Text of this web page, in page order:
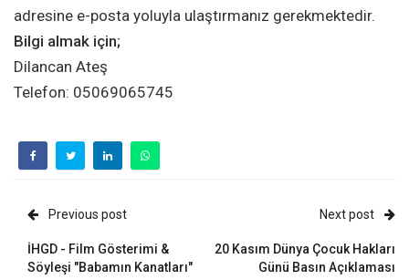
adresine e-posta yoluyla ulaştırmanız gerekmektedir.
Bilgi almak için;
Dilancan Ateş
Telefon: 05069065745
Previous post
İHGD - Film Gösterimi &
Söyleşi "Babamın Kanatları"
Next post
20 Kasım Dünya Çocuk Hakları
Günü Basın Açıklaması